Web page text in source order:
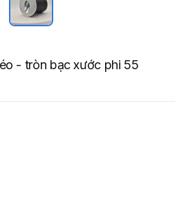
- tròn bạc xước phi 55